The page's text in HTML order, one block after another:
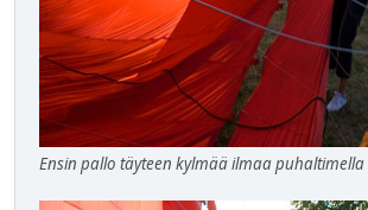
Ensin pallo täyteen kylmää ilmaa puhaltimella